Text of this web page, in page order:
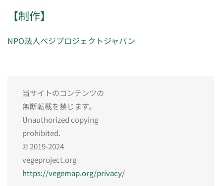
【制作】
NPO法人ベジプロジェクトジャパン
当サイトのコンテンツの
無断転載を禁じます。
Unauthorized copying
prohibited.
© 2019-2024
vegeproject.org
https://vegemap.org/privacy/